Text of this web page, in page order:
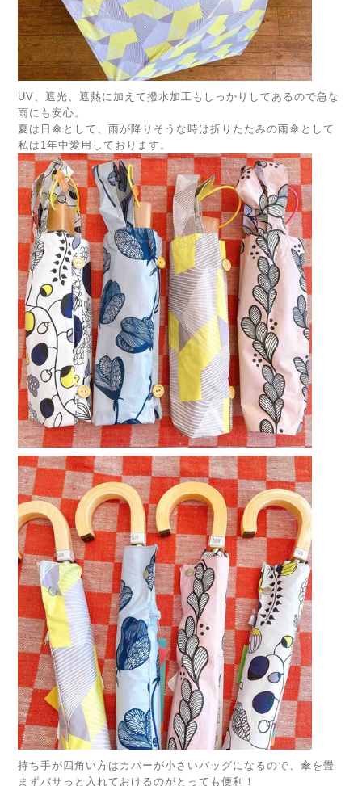
UV、遮光、遮熱に加えて撥水加工もしっかりしてあるので急な
雨にも安心。
夏は日傘として、雨が降りそうな時は折りたたみの雨傘として
私は1年中愛用しております。
持ち手が四角い方はカバーが小さいバッグになるので、傘を畳
まずバサっと入れておけるのがとっても便利！